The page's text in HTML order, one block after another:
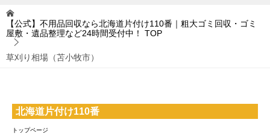
【公式】不用品回収なら北海道片付け110番｜粗大ゴミ回収・ゴミ
屋敷・遺品整理など24時間受付中！
TOP
草刈り相場（苫小牧市）
北海道片付け110番
トップページ